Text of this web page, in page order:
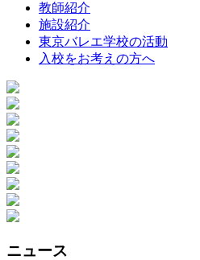
教師紹介
施設紹介
東京バレエ学校の活動
入校をお考えの方へ
ニュース